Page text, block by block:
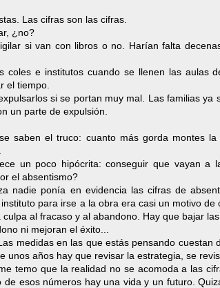
Las cifras son las cifras.
¿no?
si van con libros o no. Harían falta
coles e institutos cuando se llenen las aulas
el tiempo.
si se portan muy mal. Las familias ya
un parte de expulsión.
saben el truco: cuanto más gorda montes
un poco hipócrita: conseguir que vayan a
el absentismo?
nadie ponía en evidencia las cifras de
para irse a la obra era casi un motivo de
al fracaso y al abandono. Hay que bajar
ni mejoran el éxito...
medidas en las que estás pensando cuestan
años hay que revisar la estrategia, se
temo que la realidad no se acomoda a las
esos números hay una vida y un futuro.